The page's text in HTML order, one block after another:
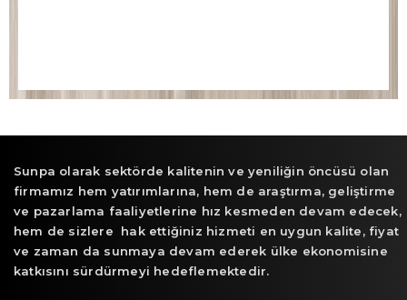
Sunpa olarak sektörde kalitenin ve yeniliğin öncüsü olan
firmamız hem yatırımlarına, hem de araştırma, geliştirme
ve pazarlama faaliyetlerine hız kesmeden devam edecek,
hem de sizlere hak ettiğiniz hizmeti en uygun kalite, fiyat
ve zaman da sunmaya devam ederek ülke ekonomisine
katkısını sürdürmeyi hedeflemektedir.